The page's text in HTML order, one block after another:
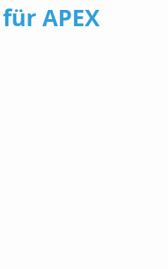
APEX